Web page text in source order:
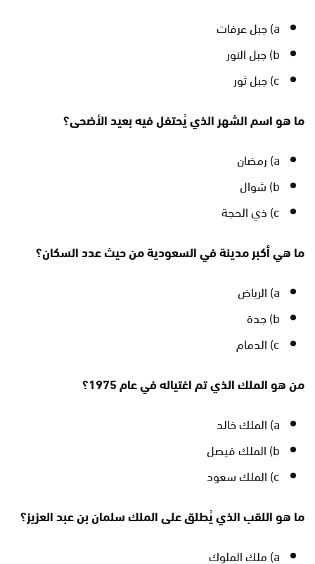
a) جبل عرفات
b) جبل النور
c) جبل ثور
ما هو اسم الشهر الذي يُحتفل فيه بعيد الأضحى؟
a) رمضان
b) شوال
c) ذي الحجة
ما هي أكبر مدينة في السعودية من حيث عدد السكان؟
a) الرياض
b) جدة
c) الدمام
من هو الملك الذي تم اغتياله في عام 1975؟
a) الملك خالد
b) الملك فيصل
c) الملك سعود
ما هو اللقب الذي يُطلق على الملك سلمان بن عبد العزيز؟
a) ملك الملوك